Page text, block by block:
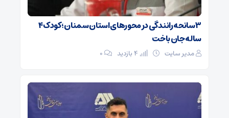
۳ سانحه رانندگی در محورهای استان سمنان؛ کودک ۴
ساله جان باخت
مدیر سایت ۰